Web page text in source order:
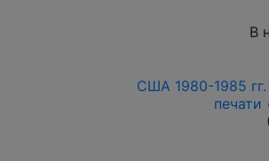
В
США 1980-1985
печати